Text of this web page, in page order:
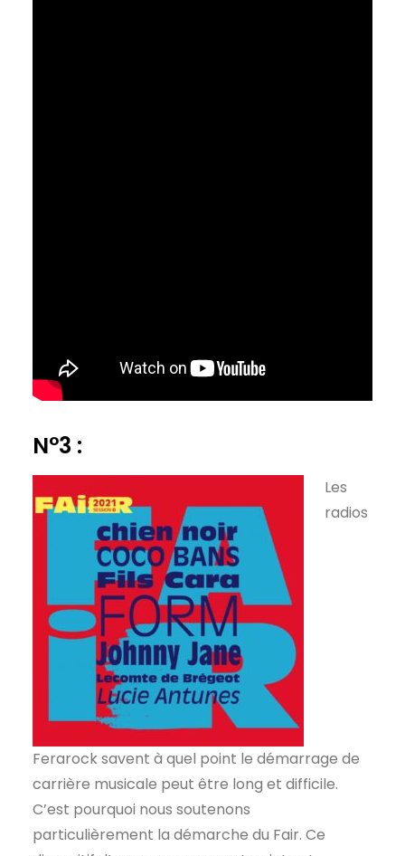
N°3 :
Les
radios
Ferarock savent à quel point le démarrage de
carrière musicale peut être long et difficile.
C’est pourquoi nous soutenons
particulièrement la démarche du Fair. Ce